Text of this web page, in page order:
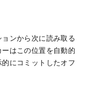
ンから次に読み取る
はこの位置を自動的
にコミットしたオフ